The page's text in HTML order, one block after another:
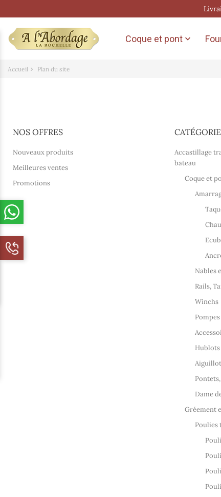
Coque et pont 
Accueil Plan du site
NOS OFFRES
Nouveaux produits
Meilleures ventes
Promotions
Accastillage
bateau
Coque et
Nables
Rails,
Winchs
Pompes
Dame
Gréement